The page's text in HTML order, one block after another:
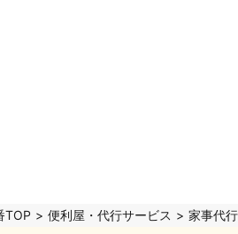
TOP 便利屋・代行サービス 家事代